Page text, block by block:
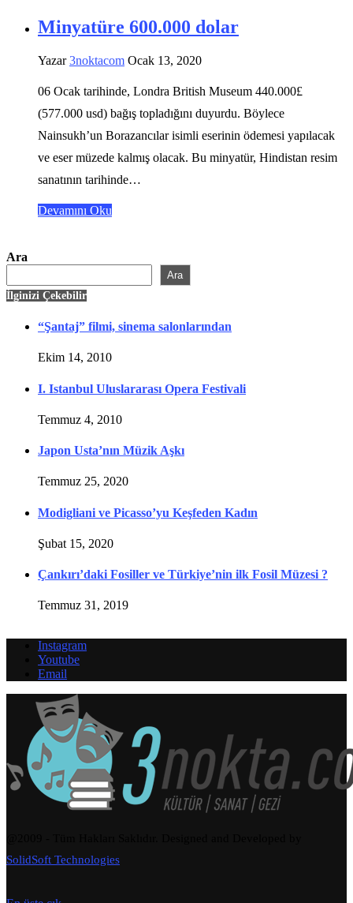
Minyatüre 600.000 dolar
Yazar3noktacom Ocak 13, 2020
06 Ocak tarihinde, Londra British Museum 440.000£
(577.000 usd) bağış topladığını duyurdu. Böylece
Nainsukh’un Borazancılar isimli eserinin ödemesi yapılacak
ve eser müzede kalmış olacak. Bu minyatür, Hindistan resim
sanatının tarihinde…
Devamını Oku
Ara
Ara
İlginizi Çekebilir
“Şantaj” filmi, sinema salonlarından
Ekim 14, 2010
I. Istanbul Uluslararası Opera Festivali
Temmuz 4, 2010
Japon Usta’nın Müzik Aşkı
Temmuz 25, 2020
Modigliani ve Picasso’yu Keşfeden Kadın
Şubat 15, 2020
Çankırı’daki Fosiller ve Türkiye’nin ilk Fosil Müzesi ?
Temmuz 31, 2019
Instagram
Youtube
Email
SolidSoft Technologies